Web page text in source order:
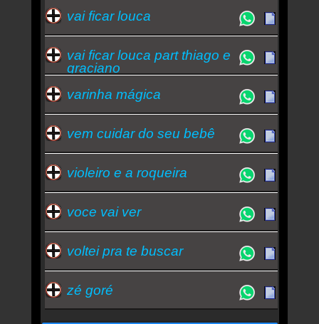
vai ficar louca
vai ficar louca part thiago e
graciano
varinha mágica
vem cuidar do seu bebê
violeiro e a roqueira
voce vai ver
voltei pra te buscar
zé goré